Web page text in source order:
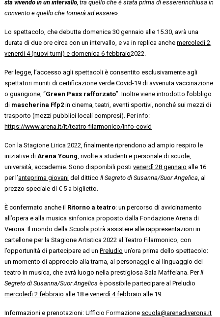
sta vivendo in un intervallo , tra quello che è stata prima di essererinchiusa in
convento e quello che tornerà ad essere».
Lo spettacolo, che debutta domenica 30 gennaio alle 15.30, avrà una
durata di due ore circa con un intervallo, e va in replica anchemercoledì 2,
venerdì 4 (nuovi turni) e domenica 6 febbraio2022.
Per legge, l’accesso agli spettacoli è consentito esclusivamente agli
spettatori muniti di certificazione verde Covid-19 di avvenuta vaccinazione
o guarigione, “Green Pass rafforzato”. Inoltre viene introdotto l’obbligo
di mascherina Ffp2 in cinema, teatri, eventi sportivi, nonché sui mezzi di
trasporto (mezzi pubblici locali compresi). Per info:
https://www.arena.it/it/teatro-filarmonico/info-covid
Con la Stagione Lirica 2022, finalmente riprendono ad ampio respiro le
iniziative di Arena Young , rivolte a studenti e personale di scuole,
università, accademie. Sono disponibili postivenerdì 28 gennaio alle 16
per l’anteprima giovani del ditticoIl Segreto di Susanna/Suor Angelica , al
prezzo speciale di € 5 a biglietto.
È confermato anche il Ritorno a teatro: un percorso di avvicinamento
all’opera e alla musica sinfonica proposto dalla Fondazione Arena di
Verona. Il mondo della Scuola potrà assistere alle rappresentazioni in
cartellone per la Stagione Artistica 2022 al Teatro Filarmonico, con
l’opportunità di partecipare ad unPreludio un’ora prima dello spettacolo:
un momento di approccio alla trama, ai personaggi e al linguaggio del
teatro in musica, che avrà luogo nella prestigiosa Sala Maffeiana. PerIl
Segreto di Susanna/Suor Angelicaè possibile partecipare al Preludio
mercoledì 2 febbraio alle 18 evenerdì 4 febbraio alle 19.
Informazioni e prenotazioni: Ufficio Formazione scuola@arenadiverona.it